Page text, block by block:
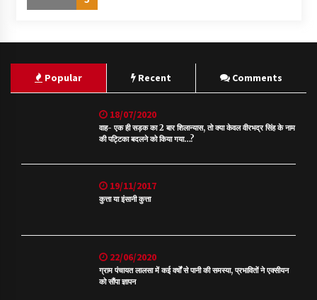
Popular Recent Comments
18/07/2020
वाह- एक ही सड़क का 2 बार शिलान्यास, तो क्या केवल वीरभद्र सिंह के नाम
की पट्टिका बदलने को किया गया…?
19/11/2017
कुत्ता या इंसानी कुत्ता
22/06/2020
ग्राम पंचायत लालसा में कई वर्षों से पानी की समस्या, प्रभावितों ने एक्सीयन
को सौंपा ज्ञापन